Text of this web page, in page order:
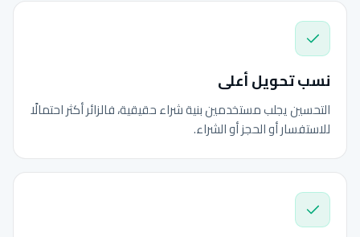
نسب تحويل أعلى
التحسين يجلب مستخدمين بنية شراء حقيقية، فالزائر أكثر احتمالًا
للاستفسار أو الحجز أو الشراء.